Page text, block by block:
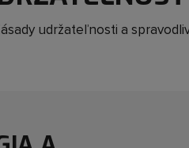
udržateľnosti a